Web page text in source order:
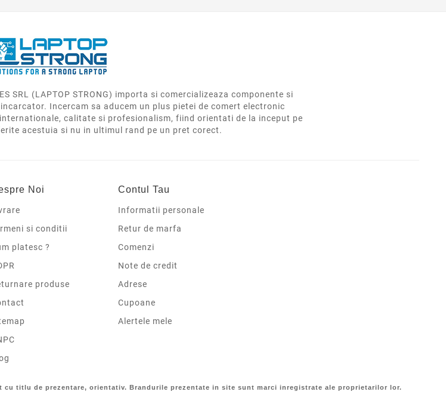
SRL (LAPTOP STRONG) importa si comercializeaza componente si
Incercam sa aducem un plus pietei de comert electronic
calitate si profesionalism, fiind orientati de la inceput pe
acestuia si nu in ultimul rand pe un pret corect.
Noi
si conditii
platesc ?
produse
Contul Tau
Informatii personale
Retur de marfa
Comenzi
Note de credit
Adrese
Cupoane
Alertele mele
titlu de prezentare, orientativ. Brandurile prezentate in site sunt marci inregistrate ale proprietarilor lor.